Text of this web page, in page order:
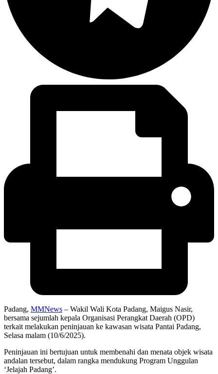
Padang, MMNews – Wakil Wali Kota Padang, Maigus Nasir,
bersama sejumlah kepala Organisasi Perangkat Daerah (OPD)
terkait melakukan peninjauan ke kawasan wisata Pantai Padang,
Selasa malam (10/6/2025).
Peninjauan ini bertujuan untuk membenahi dan menata objek wisata
andalan tersebut, dalam rangka mendukung Program Unggulan
‘Jelajah Padang’.